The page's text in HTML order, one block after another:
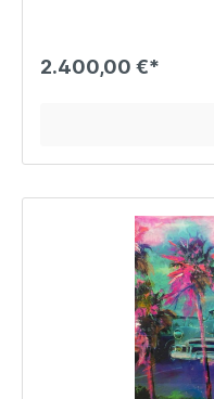
2.400,00 €*